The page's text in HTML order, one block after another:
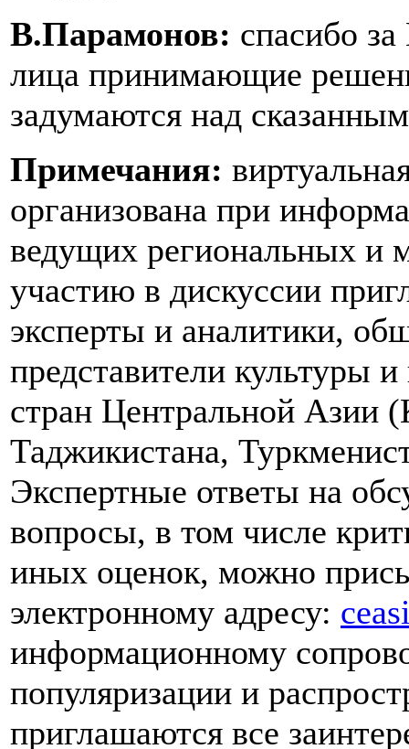
В.Парамонов: спасибо
лица принимающие
задумаются над
Примечания:
организована при
ведущих региональных
участию в дискуссии
эксперты и аналитики,
представители культуры
стран Центральной Азии
Таджикистана,
Экспертные ответы на
вопросы, в том числе
иных оценок, можно
электронному адресу:
информационному
популяризации и
приглашаются все